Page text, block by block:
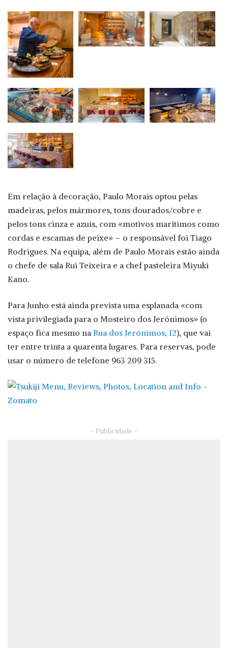
Em relação à decoração, Paulo Morais optou pelas
madeiras, pelos mármores, tons dourados/cobre e
pelos tons cinza e azuis, com «motivos marítimos como
cordas e escamas de peixe» – o responsável foi Tiago
Rodrigues. Na equipa, além de Paulo Morais estão ainda
o chefe de sala Rui Teixeira e a chef pasteleira Miyuki
Kano.
Para Junho está ainda prevista uma esplanada «com
vista privilegiada para o Mosteiro dos Jerónimos» (o
espaço fica mesmo na Rua dos Jerónimos, 12), que vai
ter entre trinta a quarenta lugares. Para reservas, pode
usar o número de telefone 963 209 315.
– Publicidade –